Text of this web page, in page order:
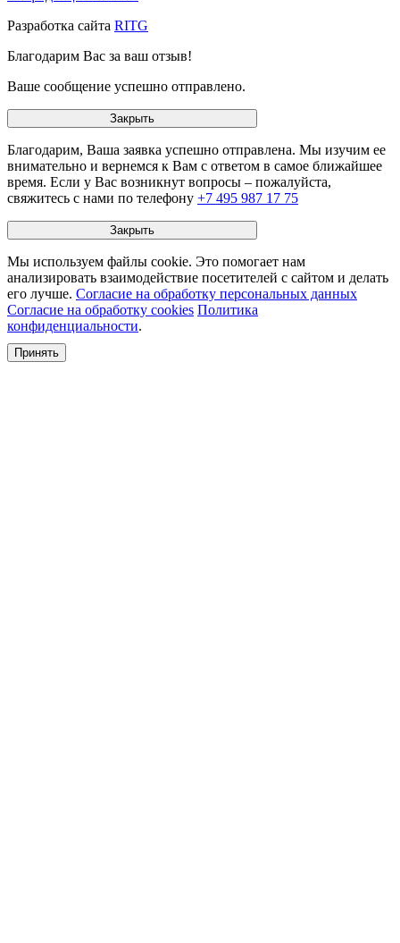
Разработка сайта RITG
Благодарим Вас за ваш отзыв!
Ваше сообщение успешно отправлено.
Закрыть
Благодарим, Ваша заявка успешно отправлена. Мы изучим ее
внимательно и вернемся к Вам с ответом в самое ближайшее
время. Если у Вас возникнут вопросы – пожалуйста,
свяжитесь с нами по телефону +7 495 987 17 75
Закрыть
Мы используем файлы cookie. Это помогает нам
анализировать взаимодействие посетителей с сайтом и делать
его лучше. Согласие на обработку персональных данных
Согласие на обработку cookies Политика
конфиденциальности.
Принять